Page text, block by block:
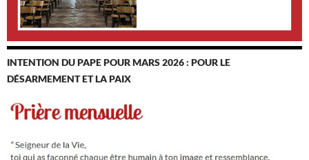
INTENTION DU PAPE POUR MARS 2026 : POUR LE
DÉSARMEMENT ET LA PAIX